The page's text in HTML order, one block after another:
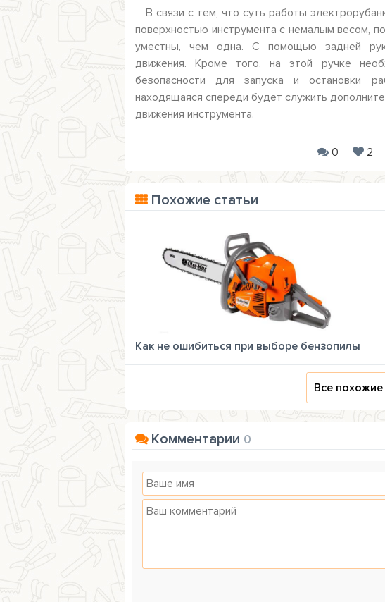
В связи с тем, что суть работы
поверхностью инструмента с немалым весом,
уместны, чем одна. С помощью задней
движения. Кроме того, на этой ручке
безопасности для запуска и остановки
находящаяся спереди будет служить
движения инструмента.
0 2
Похожие статьи
Как не ошибиться при выборе бензопилы
Все
Комментарии 0